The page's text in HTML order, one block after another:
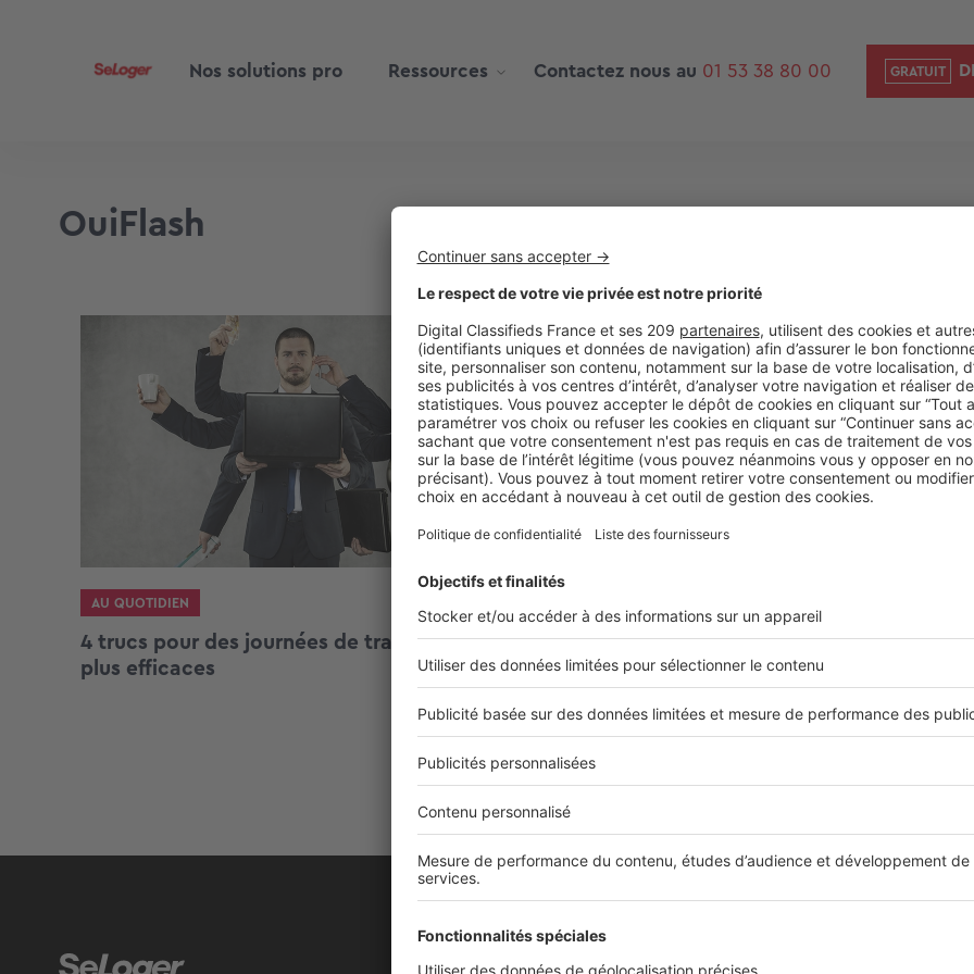
Nos solutions pro Ressources Contactez nous au 01 53 38 80 00
OuiFlash
AU QUOTIDIEN
4 trucs pour des journées de travail
plus efficaces